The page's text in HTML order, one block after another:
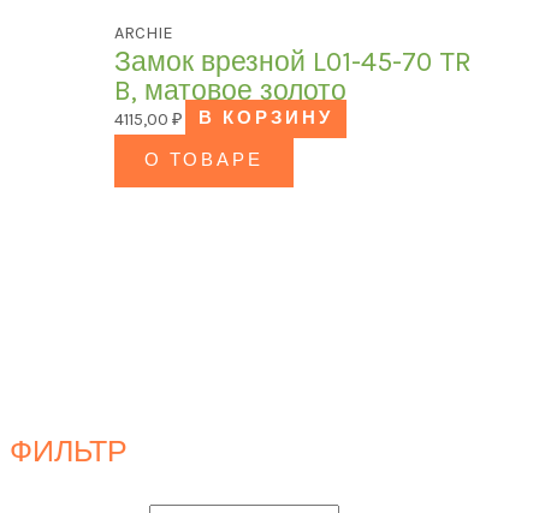
ФИЛЬТР
ARCHIE
Замок врезной L01-45-70 TR
B, матовое золото
4115,00₽
В КОРЗИНУ
О ТОВАРЕ